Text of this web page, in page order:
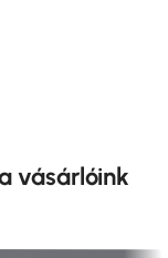
vásárlóink